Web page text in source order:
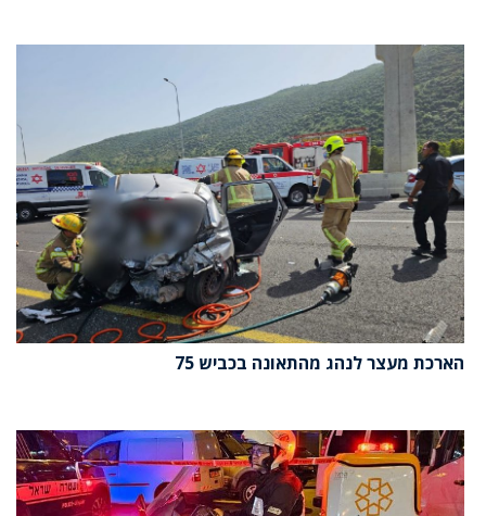
הארכת מעצר לנהג מהתאונה בכביש 75